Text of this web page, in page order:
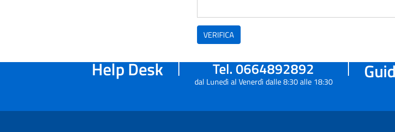
VERIFICA
Help Desk Tel. 0664892892
dal Lunedì al Venerdì dalle 8:30 alle 18:30